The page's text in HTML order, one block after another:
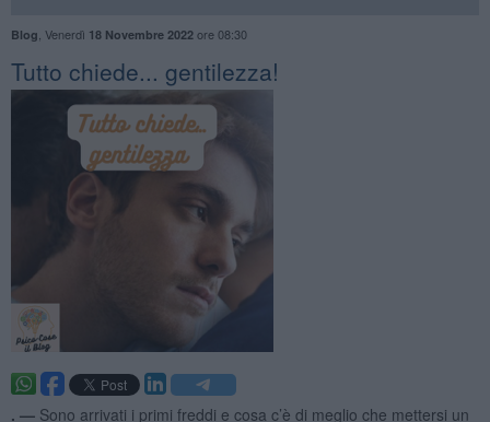
Blog Venerdì 18 Novembre 2022ore 08:30
​Tutto chiede... gentilezza!
. — Sono arrivati i primi freddi e cosa c’è di meglio che mettersi un